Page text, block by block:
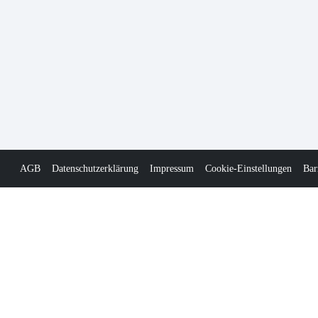
AGB Datenschutzerklärung Impressum Cookie-Einstellungen